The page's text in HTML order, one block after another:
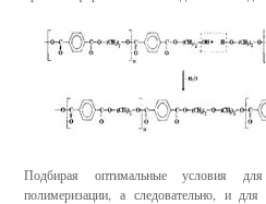
Подбирая оптимальные условия
полимеризации, а следовательно, и для